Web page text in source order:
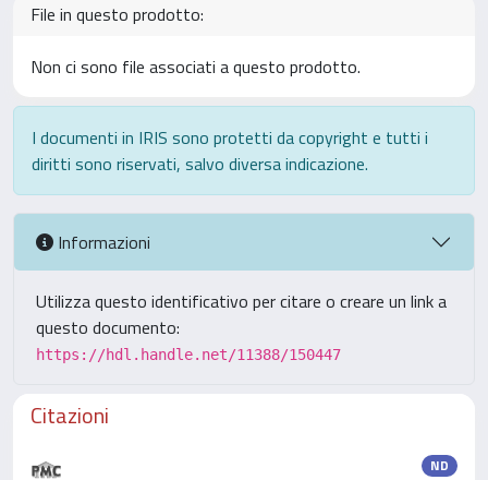
File in questo prodotto:
Non ci sono file associati a questo prodotto.
I documenti in IRIS sono protetti da copyright e tutti i
diritti sono riservati, salvo diversa indicazione.
Informazioni
Utilizza questo identificativo per citare o creare un link a
questo documento:
https://hdl.handle.net/11388/150447
Citazioni
ND